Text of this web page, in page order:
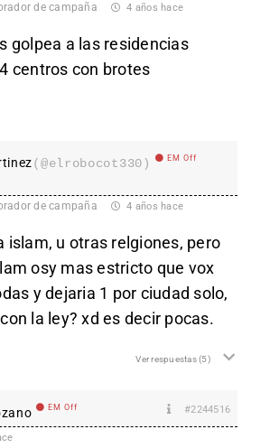
de campaña 4 años hace
golpea a las residencias
centros con brotes
(@elrobocot330) EM Off
de campaña 4 años hace
islam, u otras relgiones, pero
osy mas estricto que vox
y dejaria 1 por ciudad solo,
la ley? xd es decir pocas.
Ver respuestas(5)
EM Off #2244516